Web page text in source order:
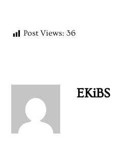
Post Views: 36
EKiBS